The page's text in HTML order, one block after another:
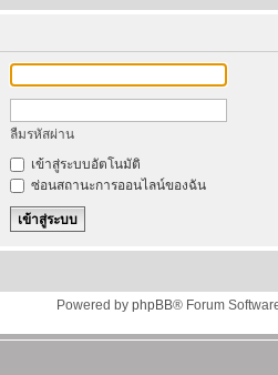
ลืมรหัสผ่าน
เข้าสู่ระบบอัตโนมัติ
ซ่อนสถานะการออนไลน์ของฉัน
Powered by phpBB® Forum